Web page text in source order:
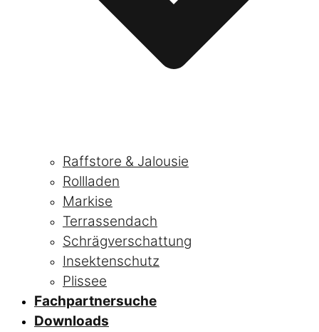
Raffstore & Jalousie
Rollladen
Markise
Terrassendach
Schrägverschattung
Insektenschutz
Plissee
Fachpartnersuche
Downloads